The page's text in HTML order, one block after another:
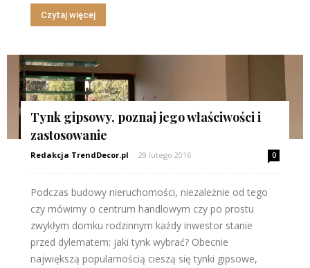
Czytaj więcej
Tynk gipsowy, poznaj jego właściwości i
zastosowanie
Redakcja TrendDecor.pl - 29 lutego 2016 0
Podczas budowy nieruchomości, niezależnie od tego
czy mówimy o centrum handlowym czy po prostu
zwykłym domku rodzinnym każdy inwestor stanie
przed dylematem: jaki tynk wybrać? Obecnie
największą popularnością cieszą się tynki gipsowe,